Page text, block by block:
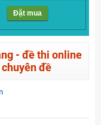
Đặt mua
- đề thi online
đề